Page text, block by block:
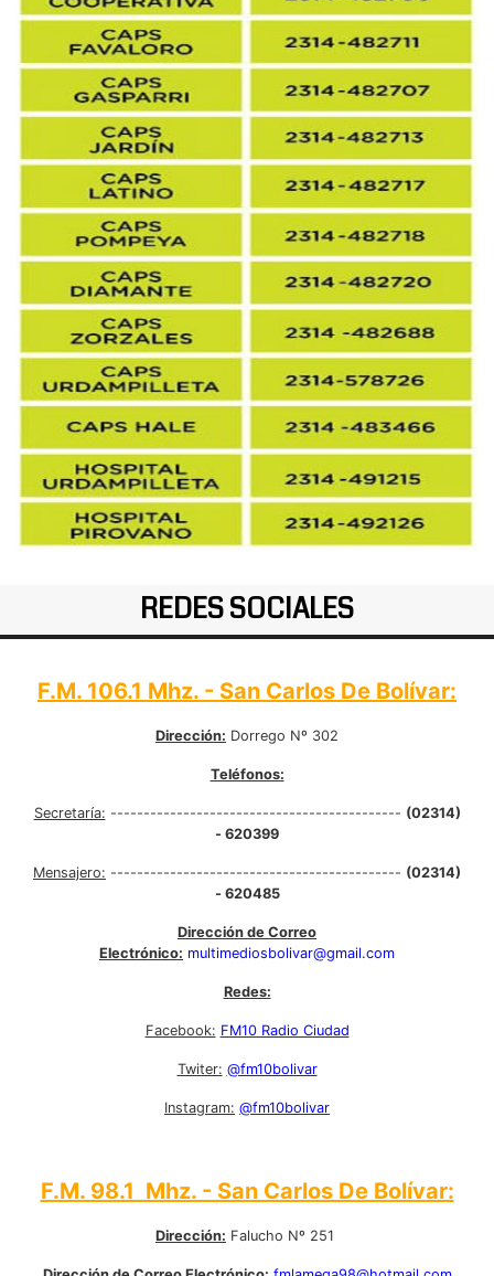
REDES SOCIALES
F.M. 106.1 Mhz. - San Carlos De Bolívar:
Dirección: Dorrego Nº 302
Teléfonos:
Secretaría: -------------------------------------------- (02314)
- 620399
Mensajero: -------------------------------------------- (02314)
- 620485
Dirección de Correo
Electrónico: multimediosbolivar@gmail.com
Redes:
Facebook: FM10 Radio Ciudad
Twiter: @fm10bolivar
Instagram: @fm10bolivar
F.M. 98.1 Mhz. - San Carlos De Bolívar:
Dirección: Falucho Nº 251